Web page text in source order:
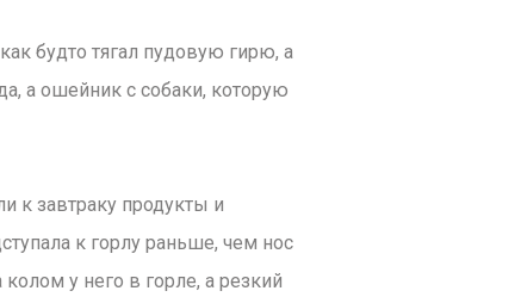
будто тягал пудовую гирю, а
а ошейник с собаки, которую
к завтраку продукты и
к горлу раньше, чем нос
у него в горле, а резкий